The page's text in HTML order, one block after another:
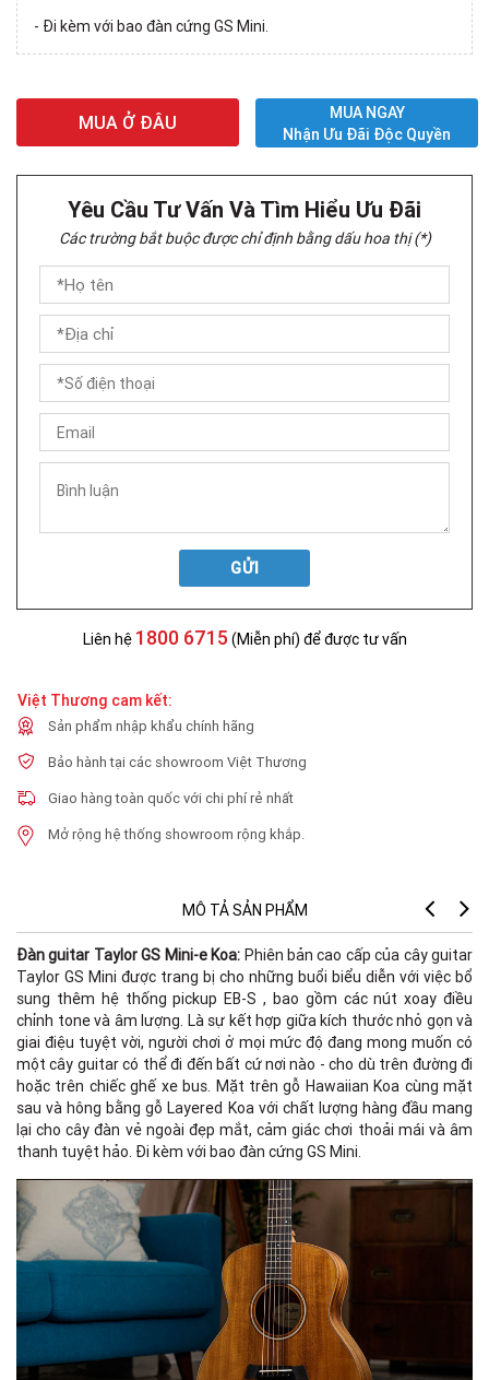
- Đi kèm với bao đàn cứng GS Mini.
MUA Ở ĐÂU
MUA NGAY
Nhận Ưu Đãi Độc Quyền
Yêu Cầu Tư Vấn Và Tìm Hiểu Ưu Đãi
Các trường bắt buộc được chỉ định bằng dấu hoa thị (*)
GỬI
Liên hệ 1800 6715 (Miễn phí) để được tư vấn
Việt Thương cam kết:
Sản phẩm nhập khẩu chính hãng
Bảo hành tại các showroom Việt Thương
Giao hàng toàn quốc với chi phí rẻ nhất
Mở rộng hệ thống showroom rộng khắp.
MÔ TẢ SẢN PHẨM
Đàn guitar Taylor GS Mini-e Koa: Phiên bản cao cấp của cây guitar
Taylor GS Mini được trang bị cho những buổi biểu diễn với việc bổ
sung thêm hệ thống pickup EB-S , bao gồm các nút xoay điều
chỉnh tone và âm lượng. Là sự kết hợp giữa kích thước nhỏ gọn và
giai điệu tuyệt vời, người chơi ở mọi mức độ đang mong muốn có
một cây guitar có thể đi đến bất cứ nơi nào - cho dù trên đường đi
hoặc trên chiếc ghế xe bus. Mặt trên gỗ Hawaiian Koa cùng mặt
sau và hông bằng gỗ Layered Koa với chất lượng hàng đầu mang
lại cho cây đàn vẻ ngoài đẹp mắt, cảm giác chơi thoải mái và âm
thanh tuyệt hảo. Đi kèm với bao đàn cứng GS Mini.